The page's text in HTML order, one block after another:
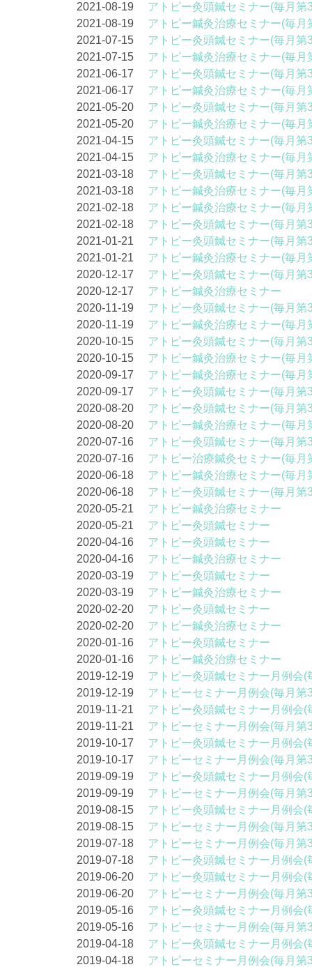
2021-08-19 アトピー灸頭鍼セミナー(毎月第
2021-08-19 アトピー鍼灸治療セミナー(毎月
2021-07-15 アトピー灸頭鍼セミナー(毎月第
2021-07-15 アトピー鍼灸治療セミナー(毎月
2021-06-17 アトピー灸頭鍼セミナー(毎月第
2021-06-17 アトピー鍼灸治療セミナー(毎月
2021-05-20 アトピー灸頭鍼セミナー(毎月第
2021-05-20 アトピー鍼灸治療セミナー(毎月
2021-04-15 アトピー灸頭鍼セミナー(毎月第
2021-04-15 アトピー鍼灸治療セミナー(毎月
2021-03-18 アトピー灸頭鍼セミナー(毎月第
2021-03-18 アトピー鍼灸治療セミナー(毎月
2021-02-18 アトピー鍼灸治療セミナー(毎月
2021-02-18 アトピー灸頭鍼セミナー(毎月第
2021-01-21 アトピー灸頭鍼セミナー(毎月第
2021-01-21 アトピー鍼灸治療セミナー(毎月
2020-12-17 アトピー灸頭鍼セミナー(毎月第
2020-12-17 アトピー鍼灸治療セミナー
2020-11-19 アトピー灸頭鍼セミナー(毎月第
2020-11-19 アトピー鍼灸治療セミナー(毎月
2020-10-15 アトピー灸頭鍼セミナー(毎月第
2020-10-15 アトピー鍼灸治療セミナー(毎月
2020-09-17 アトピー鍼灸治療セミナー(毎月
2020-09-17 アトピー灸頭鍼セミナー(毎月第
2020-08-20 アトピー灸頭鍼セミナー(毎月第
2020-08-20 アトピー鍼灸治療セミナー(毎月
2020-07-16 アトピー灸頭鍼セミナー(毎月第
2020-07-16 アトピー治療鍼灸セミナー(毎月
2020-06-18 アトピー鍼灸治療セミナー(毎月
2020-06-18 アトピー灸頭鍼セミナー(毎月第
2020-05-21 アトピー鍼灸治療セミナー
2020-05-21 アトピー灸頭鍼セミナー
2020-04-16 アトピー灸頭鍼セミナー
2020-04-16 アトピー鍼灸治療セミナー
2020-03-19 アトピー灸頭鍼セミナー
2020-03-19 アトピー鍼灸治療セミナー
2020-02-20 アトピー灸頭鍼セミナー
2020-02-20 アトピー鍼灸治療セミナー
2020-01-16 アトピー灸頭鍼セミナー
2020-01-16 アトピー鍼灸治療セミナー
2019-12-19 アトピー灸頭鍼セミナー月例会(
2019-12-19 アトピーセミナー月例会(毎月第
2019-11-21 アトピー灸頭鍼セミナー月例会(
2019-11-21 アトピーセミナー月例会(毎月第
2019-10-17 アトピー灸頭鍼セミナー月例会(
2019-10-17 アトピーセミナー月例会(毎月第
2019-09-19 アトピー灸頭鍼セミナー月例会(
2019-09-19 アトピーセミナー月例会(毎月第
2019-08-15 アトピー灸頭鍼セミナー月例会(
2019-08-15 アトピーセミナー月例会(毎月第
2019-07-18 アトピーセミナー月例会(毎月第
2019-07-18 アトピー灸頭鍼セミナー月例会(
2019-06-20 アトピー灸頭鍼セミナー月例会(
2019-06-20 アトピーセミナー月例会(毎月第
2019-05-16 アトピー灸頭鍼セミナー月例会(
2019-05-16 アトピーセミナー月例会(毎月第
2019-04-18 アトピー灸頭鍼セミナー月例会(
2019-04-18 アトピーセミナー月例会(毎月第